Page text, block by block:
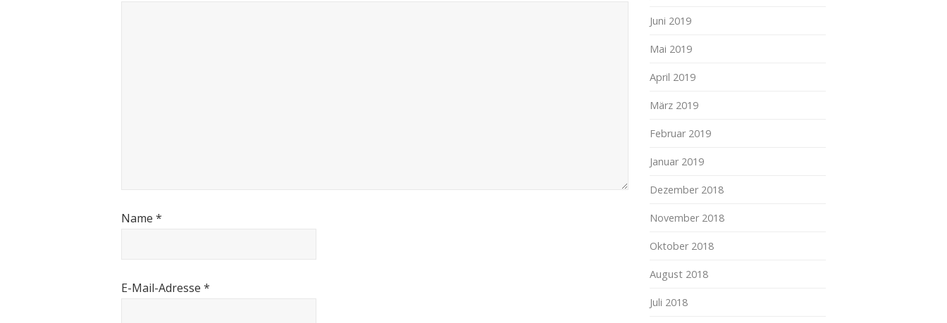
Name *
E-Mail-Adresse *
Juni 2019
Mai 2019
April 2019
März 2019
Februar 2019
Januar 2019
Dezember 2018
November 2018
Oktober 2018
August 2018
Juli 2018